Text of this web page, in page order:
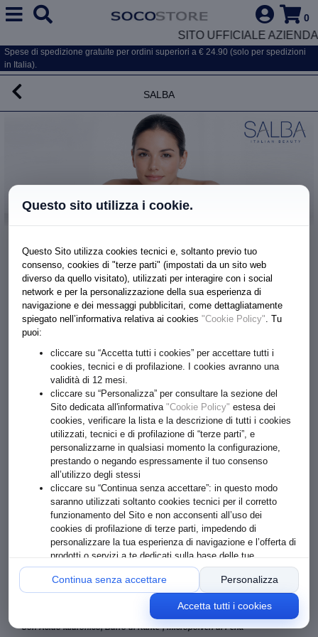
0
SITO UFFICIALE
Spese di spedizione gratuite per ordini superiori a € 24.90 (solo per spedizioni
in Italia).
Salba
BALSAMO CONTORNO OCCHI
€ 13.20
Formato: 15 ML
1 ACQUISTA
BALSAMO CONTORNO OCCHI
ILLUMINANTE IDRATANTE - texture vellutata
Con Acido Ialuronico, Burro di Karité*, micropolveri di Perla
Questo sito utilizza i cookie.
Questo Sito utilizza cookies tecnici e, soltanto previo tuo
consenso, cookies di "terze parti" (impostati da un sito web
diverso da quello visitato), utilizzati per interagire con i social
network e per la personalizzazione della sua esperienza di
navigazione e dei messaggi pubblicitari, come dettagliatamente
spiegato nell’informativa relativa ai cookies "Cookie Policy". Tu
puoi:
cliccare su “Accetta tutti i cookies” per accettare tutti i
cookies, tecnici e di profilazione. I cookies avranno una
validità di 12 mesi.
cliccare su “Personalizza” per consultare la sezione del
Sito dedicata all'informativa "Cookie Policy" estesa dei
cookies, verificare la lista e la descrizione di tutti i cookies
utilizzati, tecnici e di profilazione di “terze parti”, e
personalizzarne in qualsiasi momento la configurazione,
prestando o negando espressamente il tuo consenso
all’utilizzo degli stessi
cliccare su “Continua senza accettare”: in questo modo
saranno utilizzati soltanto cookies tecnici per il corretto
funzionamento del Sito e non acconsenti all’uso dei
cookies di profilazione di terze parti, impedendo di
personalizzare la tua esperienza di navigazione e l’offerta di
prodotti o servizi a te dedicati sulla base delle tue
preferenze o comportamenti online
Continua senza accettare Personalizza
Accetta tutti i cookies